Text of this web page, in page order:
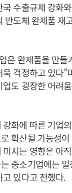
수출규제 강화
반도체 완제품 재
은 완제품을 만들
걱정하고 있다”
도 굉장한 어려
화에 따른 기업
확산될 가능성
치는 영향은 아
중소기업에는
있다고 전했다.